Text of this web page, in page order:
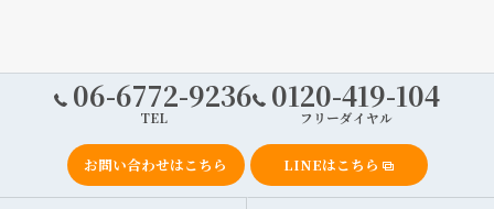
06-6772-9236
TEL
0120-419-104
フリーダイヤル
お問い合わせはこちら LINEはこちら